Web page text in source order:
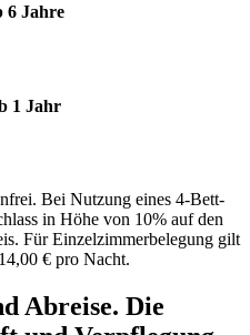
6 Jahre
1 Jahr
Bei Nutzung eines 4-Bett-
in Höhe von 10% auf den
Für Einzelzimmerbelegung gilt
€ pro Nacht.
Abreise. Die